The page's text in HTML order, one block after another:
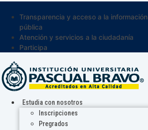
Transparencia y acceso a la información
pública
Atención y servicios a la ciudadanía
Participa
Estudia con nosotros
Inscripciones
Pregrados